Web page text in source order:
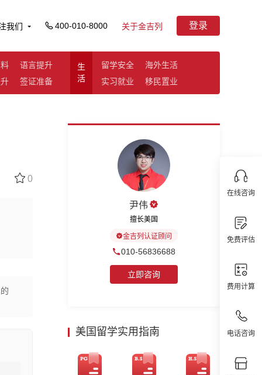
我们 400-010-8000 关于金吉列 登录
语言提升
签证准备
生
活
留学安全
海外生活
实习就业
移民置业
在线咨询
免费评估
费用计算
电话咨询
0
尹伟
擅长美国
金吉列认证顾问
010-56836688
立即咨询
美国留学实用指南